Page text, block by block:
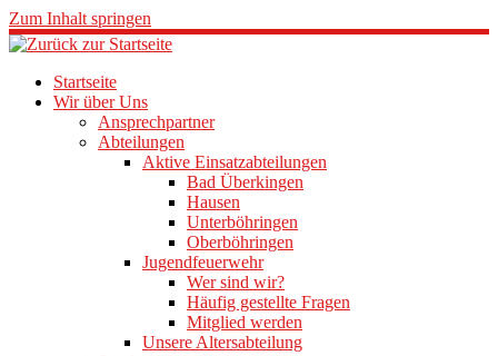
Zum Inhalt springen
Startseite
Wir über Uns
Ansprechpartner
Abteilungen
Aktive Einsatzabteilungen
Bad Überkingen
Hausen
Unterböhringen
Oberböhringen
Jugendfeuerwehr
Wer sind wir?
Häufig gestellte Fragen
Mitglied werden
Unsere Altersabteilung